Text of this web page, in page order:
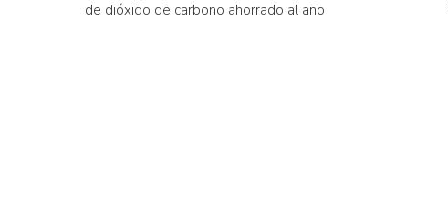
de dióxido de carbono ahorrado al año